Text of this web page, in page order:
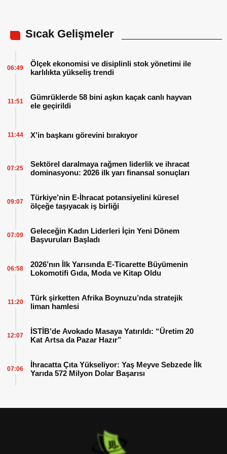
Sıcak Gelişmeler
Ölçek ekonomisi ve disiplinli stok yönetimi ile
karlılıkta yükseliş trendi
06:49
Gümrüklerde 58 bini aşkın kaçak canlı hayvan
ele geçirildi
11:51
X’in başkanı görevini bırakıyor
11:44
Sektörel daralmaya rağmen liderlik ve ihracat
dominasyonu: 2026 ilk yarı finansal sonuçları
07:25
Türkiye’nin E-İhracat potansiyelini küresel
ölçeğe taşıyacak iş birliği
09:07
Geleceğin Kadın Liderleri İçin Yeni Dönem
Başvuruları Başladı
07:09
2026’nın İlk Yarısında E-Ticarette Büyümenin
Lokomotifi Gıda, Moda ve Kitap Oldu
06:58
Türk şirketten Afrika Boynuzu’nda stratejik
liman hamlesi
11:20
İSTİB’de Avokado Masaya Yatırıldı: “Üretim 20
Kat Artsa da Pazar Hazır”
12:07
İhracatta Çıta Yükseliyor: Yaş Meyve Sebzede İlk
Yarıda 572 Milyon Dolar Başarısı
07:06